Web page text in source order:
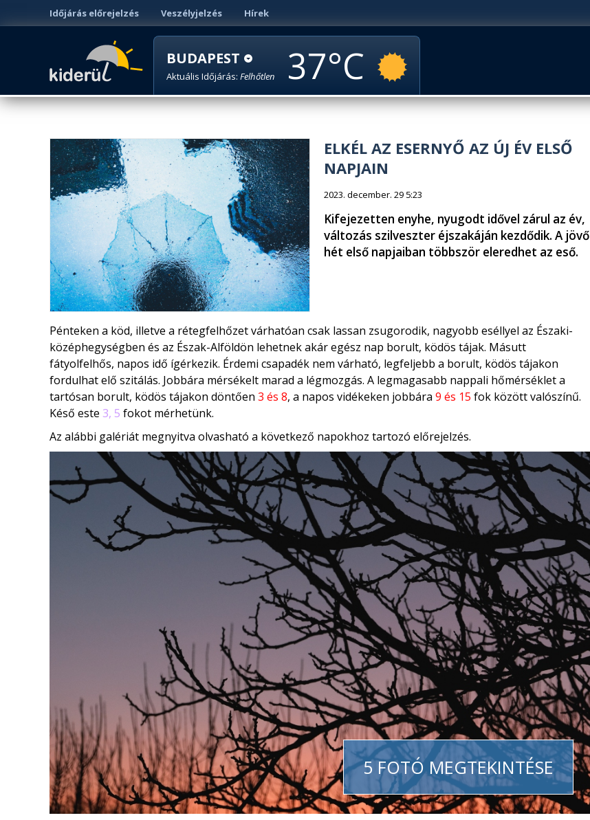
Időjárás előrejelzés Veszélyjelzés Hírek
BUDAPEST
Aktuális Időjárás: Felhőtlen 37
ELKÉL AZ ESERNYŐ AZ ÚJ ÉV ELSŐ
NAPJAIN
2023. december. 29 5:23
Kifejezetten enyhe, nyugodt idővel zárul az év,
változás szilveszter éjszakáján kezdődik. A jövő
hét első napjaiban többször eleredhet az eső.
Pénteken a köd, illetve a rétegfelhőzet várhatóan csak lassan zsugorodik, nagyobb eséllyel az Északi-
középhegységben és az Észak-Alföldön lehetnek akár egész nap borult, ködös tájak. Másutt
fátyolfelhős, napos idő ígérkezik. Érdemi csapadék nem várható, legfeljebb a borult, ködös tájakon
fordulhat elő szitálás. Jobbára mérsékelt marad a légmozgás. A legmagasabb nappali hőmérséklet a
tartósan borult, ködös tájakon döntően 3 és 8, a napos vidékeken jobbára 9 és 15 fok között valószínű.
Késő este 3, 5 fokot mérhetünk.
Az alábbi galériát megnyitva olvasható a következő napokhoz tartozó előrejelzés.
5 FOTÓ MEGTEKINTÉSE